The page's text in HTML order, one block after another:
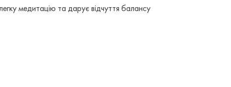
медитацію та дарує відчуття балансу